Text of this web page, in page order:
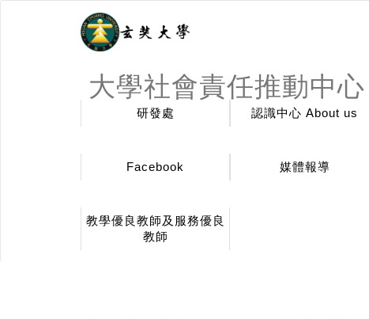
大學社會責任推動中心
研發處 認識中心 About us
Facebook
媒體報導
教學優良教師及服務優良
教師